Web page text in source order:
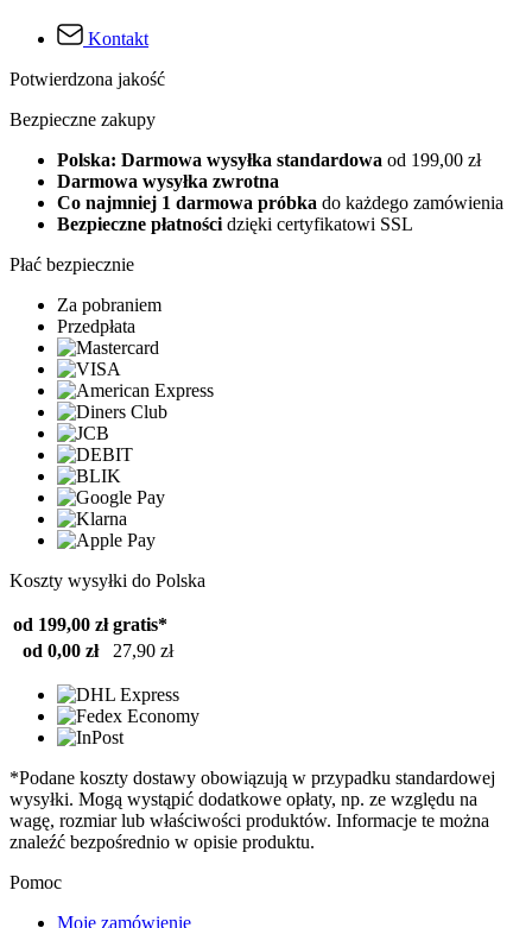
Kontakt
Potwierdzona jakość
Bezpieczne zakupy
Polska: Darmowa wysyłka standardowa od 199,00 zł
Darmowa wysyłka zwrotna
Co najmniej 1 darmowa próbka do każdego zamówienia
Bezpieczne płatnościdzięki certyfikatowi SSL
Płać bezpiecznie
Za pobraniem
Przedpłata
Koszty wysyłki do Polska
od 199,00 zł gratis*
od 0,00 zł
27,90 zł
*Podane koszty dostawy obowiązują w przypadku standardowej
wysyłki. Mogą wystąpić dodatkowe opłaty, np. ze względu na
wagę, rozmiar lub właściwości produktów. Informacje te można
znaleźć bezpośrednio w opisie produktu.
Pomoc
Moje zamówienie